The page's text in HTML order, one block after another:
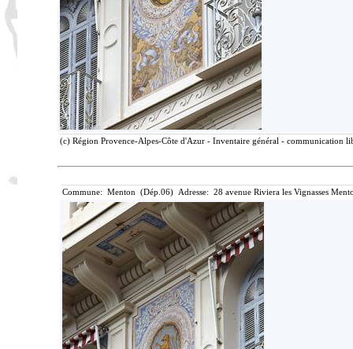
(c) Région Provence-Alpes-Côte d'Azur - Inventaire général - communication
Commune: Menton (Dép.06) Adresse: 28 avenue Riviera les Vignasses